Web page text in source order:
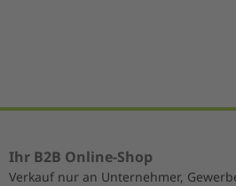
Ihr B2B Online-Shop
Verkauf nur an Unternehmer,